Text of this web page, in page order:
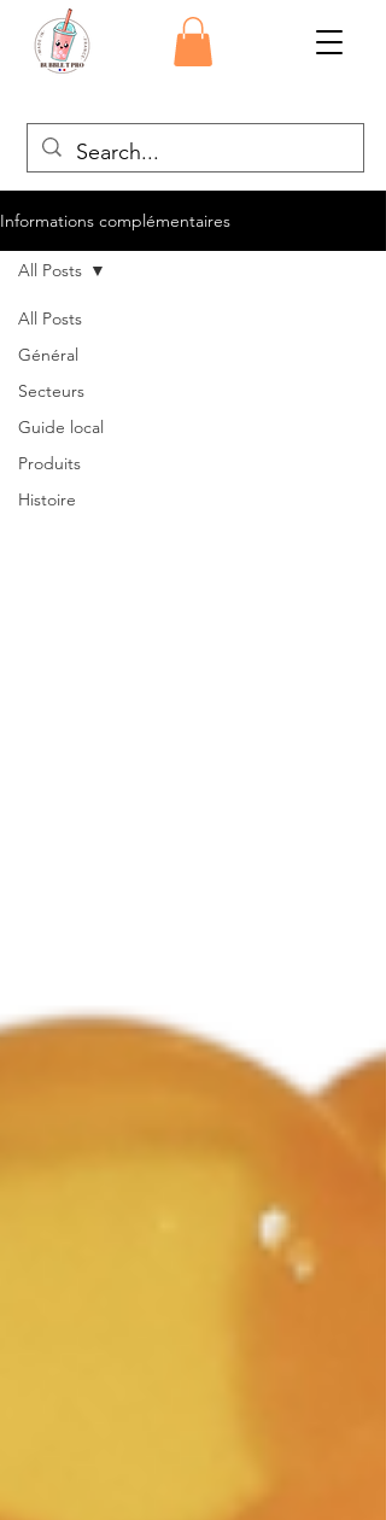
Informations complémentaires
All Posts
Général
Secteurs
Guide local
Produits
Histoire
All Posts